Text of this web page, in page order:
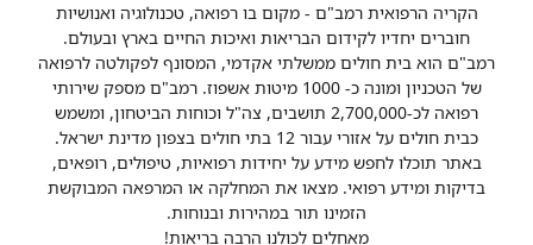
הקריה הרפואית רמב"ם - מקום בו רפואה, טכנולוגיה ואנושיות
חוברים יחדיו לקידום הבריאות ואיכות החיים בארץ ובעולם.
רמב"ם הוא בית חולים ממשלתי אקדמי, המסונף לפקולטה לרפואה
של הטכניון ומונה כ- 1000 מיטות אשפוז. רמב"ם מספק שירותי
רפואה לכ-2,700,000 תושבים, צה"ל וכוחות הביטחון, ומשמש
כבית חולים על אזורי עבור 12 בתי חולים בצפון מדינת ישראל.
באתר תוכלו לחפש מידע על יחידות רפואיות, טיפולים, רופאים,
בדיקות ומידע רפואי. מצאו את המחלקה או המרפאה המבוקשת
הזמינו תור במהירות ובנוחות.
מאחלים לכולנו הרבה בריאות!